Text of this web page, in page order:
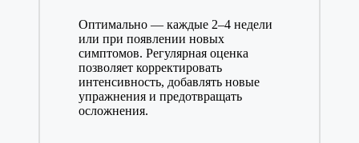
Оптимально — каждые 2–4 недели
или при появлении новых
симптомов. Регулярная оценка
позволяет корректировать
интенсивность, добавлять новые
упражнения и предотвращать
осложнения.